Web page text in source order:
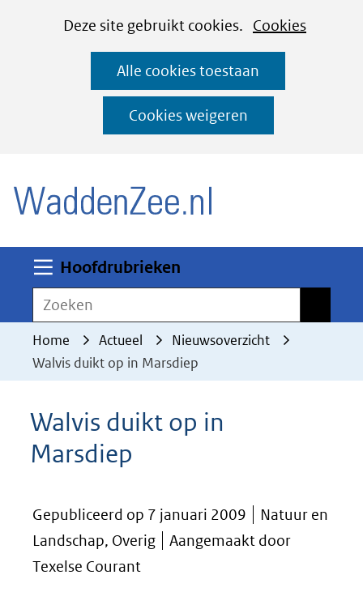
CookiesDeze site gebruikt cookies. Cookies
deze
worden
toegestaan
geweigerd.
Alle cookies toestaan
Cookies weigeren
Ga
naar
de
inhoud
Hoofdrubrieken
Zoeken
Home Actueel
Nieuwsoverzicht
Walvis duikt op in Marsdiep
Walvis duikt op in
Marsdiep
Gepubliceerd op 7 januari 2009
Natuur en
Landschap, Overig
Aangemaakt door
Texelse Courant